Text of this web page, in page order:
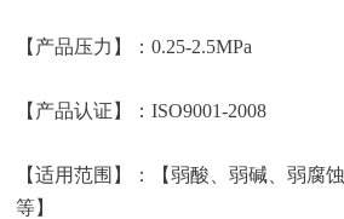
【产品压力】：0.25-2.5MPa
【产品认证】：ISO9001-2008
【适用范围】：【弱酸、弱碱、弱腐
等】